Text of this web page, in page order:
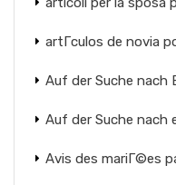
artГ­culos de novia
Auf der Suche nach
Auf der Suche nach
Avis des mariГ©es